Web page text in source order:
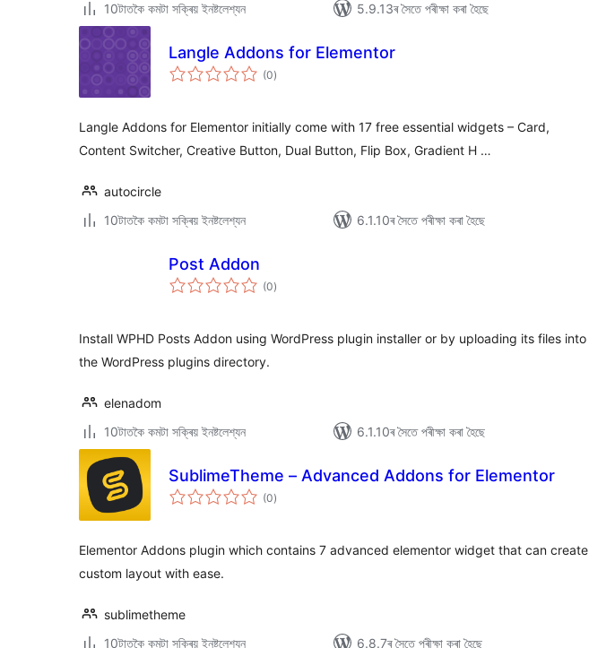
10টাতকৈ কমটা সক্ৰিয় ইনষ্টলেশ্যন
5.9.13ৰ সৈতে পৰীক্ষা কৰা হৈছে
Langle Addons for Elementor
(0টা
মুঠ)
Langle Addons for Elementor initially come with 17 free essential widgets – Card,
Content Switcher, Creative Button, Dual Button, Flip Box, Gradient H …
autocircle
10টাতকৈ কমটা সক্ৰিয় ইনষ্টলেশ্যন
6.1.10ৰ সৈতে পৰীক্ষা কৰা হৈছে
Post Addon
(0টা
মুঠ)
Install WPHD Posts Addon using WordPress plugin installer or by uploading its files into
the WordPress plugins directory.
elenadom
10টাতকৈ কমটা সক্ৰিয় ইনষ্টলেশ্যন
6.1.10ৰ সৈতে পৰীক্ষা কৰা হৈছে
SublimeTheme – Advanced Addons for Elementor
(0টা
মুঠ)
Elementor Addons plugin which contains 7 advanced elementor widget that can create
custom layout with ease.
sublimetheme
10টাতকৈ কমটা সক্ৰিয় ইনষ্টলেশ্যন
6.8.7ৰ সৈতে পৰীক্ষা কৰা হৈছে